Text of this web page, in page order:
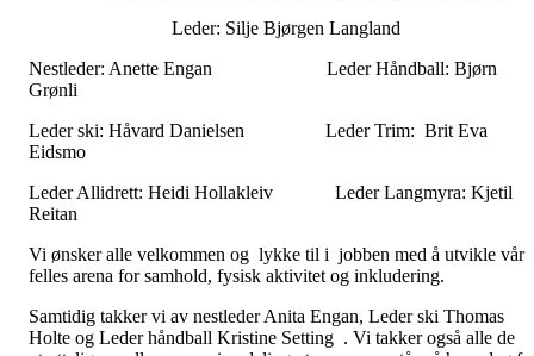
Leder: Silje Bjørgen Langland
Nestleder: Anette Engan Leder Håndball: Bjørn
Grønli
Leder ski: Håvard Danielsen Leder Trim: Brit Eva
Eidsmo
Leder Allidrett: Heidi Hollakleiv Leder Langmyra: Kjetil
Reitan
Vi ønsker alle velkommen og lykke til i jobben med å utvikle vår
felles arena for samhold, fysisk aktivitet og inkludering.
Samtidig takker vi av nestleder Anita Engan, Leder ski Thomas
Holte og Leder håndball Kristine Setting . Vi takker også alle de